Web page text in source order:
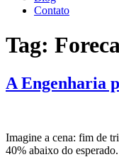
Contato
Tag:
A Engenharia
Imagine a cena: fim de
40% abaixo do